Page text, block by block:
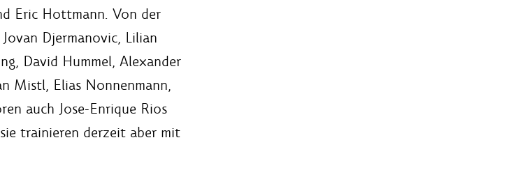
Eric Hottmann. Von der
Djermanovic, Lilian
David Hummel, Alexander
Mistl, Elias Nonnenmann,
auch Jose-Enrique Rios
trainieren derzeit aber mit